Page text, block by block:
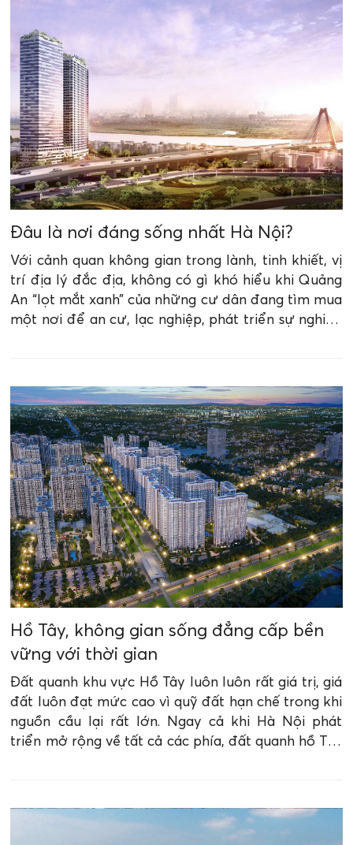
Đâu là nơi đáng sống nhất Hà Nội?
Với cảnh quan không gian trong lành, tinh khiết, vị
trí địa lý đắc địa, không có gì khó hiểu khi Quảng
An “lọt mắt xanh” của những cư dân đang tìm mua
một nơi để an cư, lạc nghiệp, phát triển sự nghiệp
Hồ Tây, không gian sống đẳng cấp bền
vững với thời gian
Đất quanh khu vực Hồ Tây luôn luôn rất giá trị, giá
đất luôn đạt mức cao vì quỹ đất hạn chế trong khi
nguồn cầu lại rất lớn. Ngay cả khi Hà Nội phát
triển mở rộng về tất cả các phía, đất quanh hồ Tây